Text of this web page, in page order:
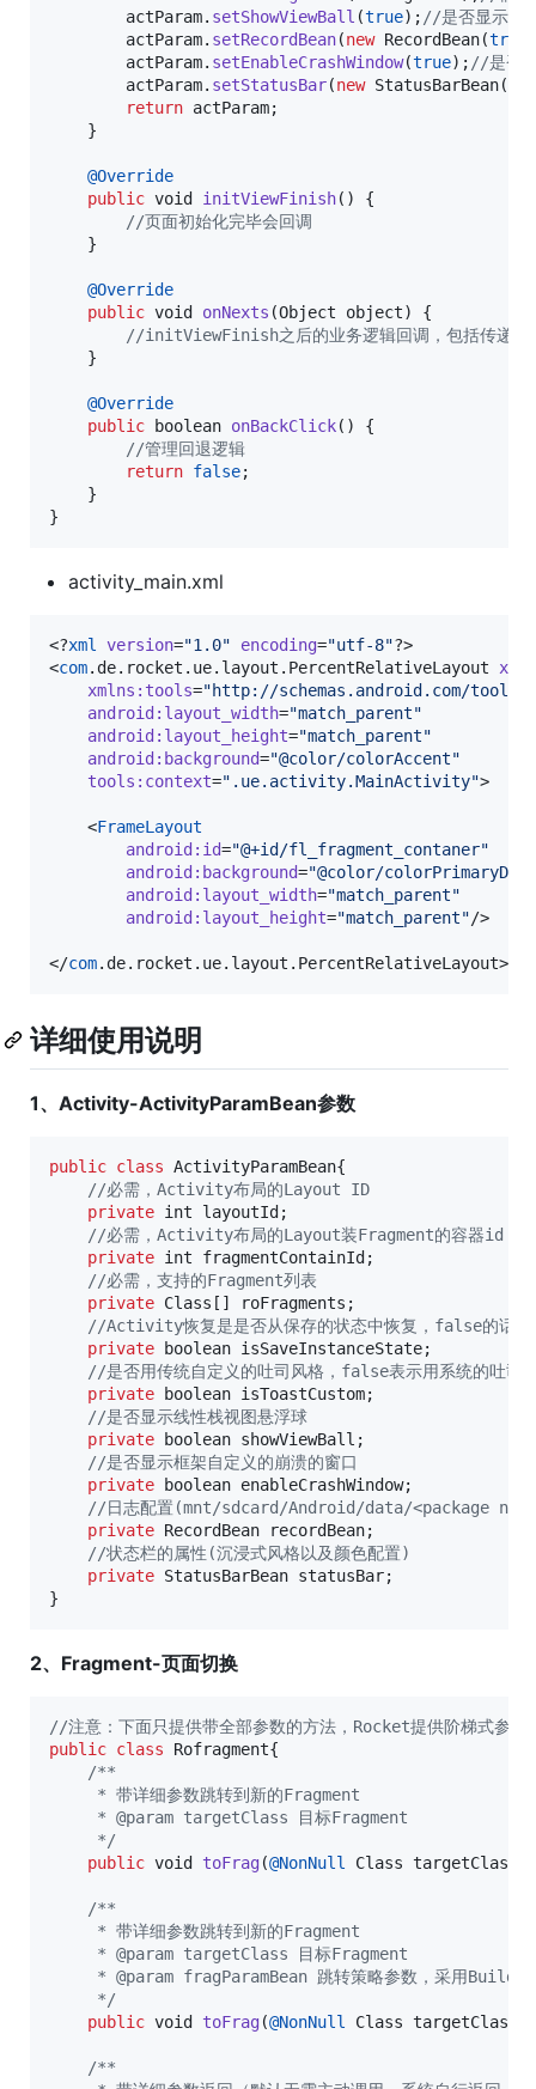
actParam. setShowViewBall (true);//是否显示悬
actParam. setRecordBean(new RecordBean(true
actParam. setEnableCrashWindow(true);//是否
actParam. setStatusBar(new StatusBarBean(
return actParam;
    }
@Override
public void initViewFinish() {
//页面初始化完毕会回调
    }
@Override
public void onNexts (Object object) {
//initViewFinish之后的业务逻辑回调，包括传递页
    }
@Override
public
boolean onBackClick() {
//管理回退逻辑
return false;
    }
}
activity_main.xml
<?xml version="1.0" encoding="utf-8"?>
<com.de.rocket.ue.layout.PercentRelativeLayout
xmlns : tools="http://schemas.android.com/tools
android : layout_width="match_parent"
android : layout_height="match_parent"
android : background="@color/colorAccent"
tools : context=" .ue.activity.MainActivity">
    <
FrameLayout
android : id="@+id/fl_fragment_contaner"
android : background="@color/colorPrimaryDark
android : layout_width="match_parent"
android : layout_height="match_parent"/>
</com.de.rocket.ue.layout.PercentRelativeLayout>
详细使用说明
1、Activity-ActivityParamBean参数
public class ActivityParamBean{
//必需，Activity布局的Layout ID
private int layoutId;
//必需，Activity布局的Layout装Fragment的容器id
private int fragmentContainId;
//必需，支持的Fragment列表
private Class [] roFragments ;
//Activity恢复是是否从保存的状态中恢复，false的话整
private boolean isSaveInstanceState;
//是否用传统自定义的吐司风格，false表示用系统的吐司
private boolean isToastCustom;
//是否显示线性栈视图悬浮球
private boolean showViewBall ;
//是否显示框架自定义的崩溃的窗口
private boolean enableCrashWindow;
//日志配置(mnt/sdcard/Android/data/<package
private RecordBean recordBean;
//状态栏的属性(沉浸式风格以及颜色配置)
private StatusBarBean statusBar;
}
2、Fragment-页面切换
//注意：下面只提供带全部参数的方法，Rocket提供阶梯式参数
public class Rofragment{
/**
     * 带详细参数跳转到新的Fragment
     * @param targetClass 目标Fragment
     */
public void toFrag(@NonNull Class targetClass
/**
     * 带详细参数跳转到新的Fragment
     * @param targetClass 目标Fragment
* @param fragParamBean 跳转策略参
     */
public void toFrag(@NonNull Class targetClass
/**